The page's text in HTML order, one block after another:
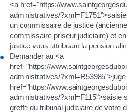
<a href="https://
administratives/
un commissaire de justice
commissaire-priseur judiciaire) et
justice vous attribuant la pension
Demander au <a
href="https://
administratives/
href="https://
administratives/?xml=F115">saisie
greffe du tribunal judiciaire de votre